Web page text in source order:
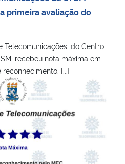
Direitos Humanos
primeira avaliação do
Telecomunicações, do Centro
recebeu nota máxima em
[...]